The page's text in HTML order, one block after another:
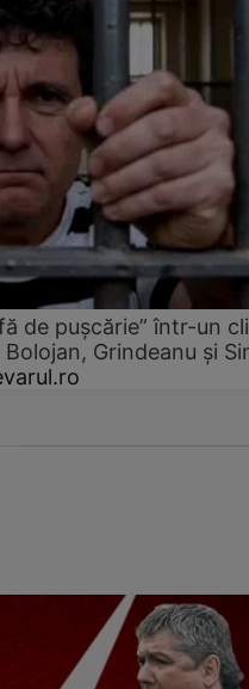
de pușcărie” într-un
Grindeanu și